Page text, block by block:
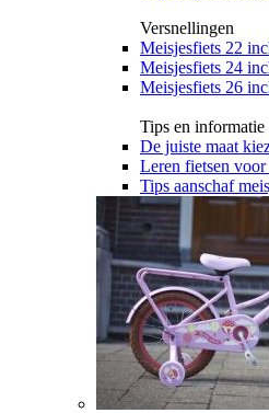
Versnellingen
Meisjesfiets 22
Meisjesfiets 24
Meisjesfiets 26
Tips en informatie
De juiste maat
Leren fietsen
Tips aanschaf